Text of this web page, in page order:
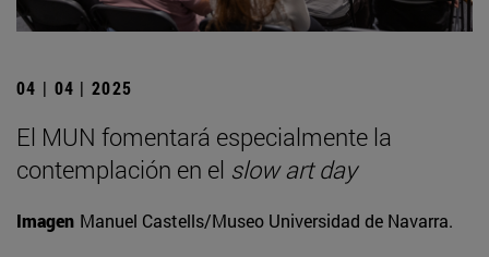
04 | 04 | 2025
El MUN fomentará especialmente la
contemplación en el slow art day
Imagen Manuel Castells/Museo Universidad de Navarra.